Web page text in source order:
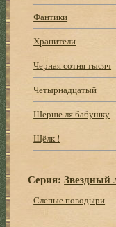
Фантики
Хранители
Черная сотня тысяч
Четырнадцатый
Шерше ля бабушку
Щёлк !
Серия:Звездный
Слепые поводыри